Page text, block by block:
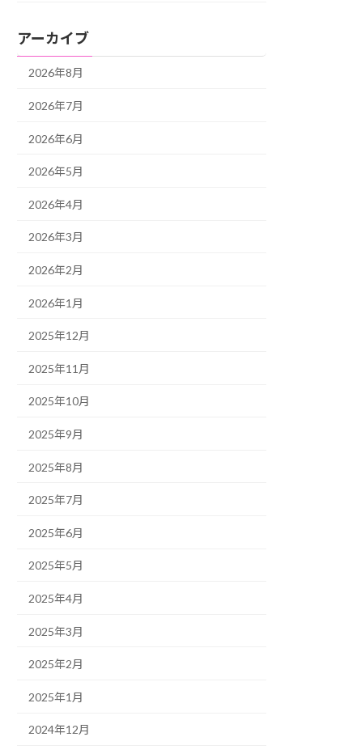
アーカイブ
2026年8月
2026年7月
2026年6月
2026年5月
2026年4月
2026年3月
2026年2月
2026年1月
2025年12月
2025年11月
2025年10月
2025年9月
2025年8月
2025年7月
2025年6月
2025年5月
2025年4月
2025年3月
2025年2月
2025年1月
2024年12月